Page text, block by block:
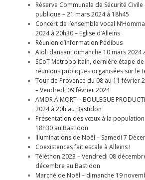
Réserve Communale de Sécurité
publique – 21 mars 2024 à 18h45
Concert de l’ensemble vocal
2024 à 20h30 – Eglise d’Alleins
Réunion d’information Pédibus
Aïoli dansant dimanche 10 mars 2024
SCoT Métropolitain, dernière étape
réunions publiques organisées sur le
Tour de Provence du 08 au 11 février
– Vendredi 09 février 2024
AMOR À MORT – BOULEGUE
2024 à 20h au Bastidon
Présentation des vœux à la
18h30 au Bastidon
Illuminations de Noël – Samedi 7
Coexistences fait escale à Alleins !
Téléthon 2023 – Vendredi 08
décembre au Bastidon
Marché de Noël – dimanche 19